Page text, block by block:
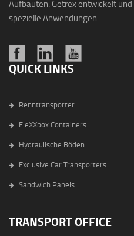
Aufbauten. Getrex entwickelt
spezielle Anwendungen.
QUICK LINKS
Renntransporter
FleXXbox Containers
Hydraulische Böden
Exclusive Car Transporters
Sandwich Panels
TRANSPORT OFFICE